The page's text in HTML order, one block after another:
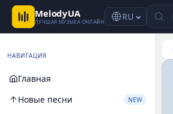
MelodyUA
ЛУЧШАЯ МУЗЫКА ОНЛАЙН RU
НАВИГАЦИЯ
Главная
Новые песни
NEW